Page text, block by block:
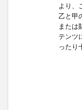
より、
乙と甲
または
テンツ
ったり